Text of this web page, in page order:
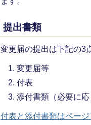
提出書類
変更届の提出は下記の3
変更届等
付表
添付書類（必要に応
付表と添付書類はペー